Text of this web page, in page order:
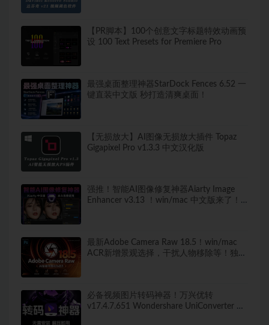
【PR脚本】100个创意文字标题特效动画预
设 100 Text Presets for Premiere Pro
最强桌面整理神器StarDock Fences 6.52 一
键直装中文版 秒打造清爽桌面！
【无损放大】AI图像无损放大插件 Topaz
Gigapixel Pro v1.3.3 中文汉化版
强推！智能AI图像修复神器Aiarty Image
Enhancer v3.13 ！win/mac 中文版来了！
最新Adobe Camera Raw 18.5！win/mac
ACR新增景观选择，干扰人物移除等！独立
必备视频图片转码神器！万兴优转
v17.4.7.651 Wondershare UniConverter 便